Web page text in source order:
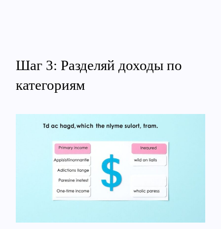
Шаг 3: Разделяй доходы по
категориям